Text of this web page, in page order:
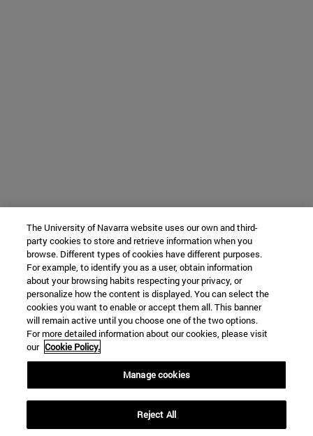
The University of Navarra website uses our own and third-
party cookies to store and retrieve information when you
browse. Different types of cookies have different purposes.
For example, to identify you as a user, obtain information
about your browsing habits respecting your privacy, or
personalize how the content is displayed. You can select the
cookies you want to enable or accept them all. This banner
will remain active until you choose one of the two options.
For more detailed information about our cookies, please visit
our Cookie Policy.
Manage cookies
Reject All